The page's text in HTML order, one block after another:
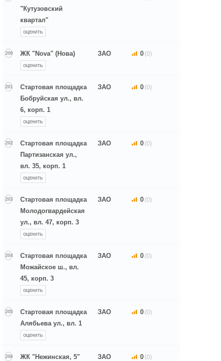
"Кутузовский
квартал"
ОЦЕНИТЬ
200 ЖК "Nova" (Нова)
ОЦЕНИТЬ
ЗАО 0 (0)
201
Стартовая площадка
Бобруйская ул., вл.
6, корп. 1
ОЦЕНИТЬ
ЗАО 0 (0)
202
Стартовая площадка
Партизанская ул.,
вл. 35, корп. 1
ОЦЕНИТЬ
ЗАО 0 (0)
203
Стартовая площадка
Молодогвардейская
ул., вл. 47, корп. 3
ОЦЕНИТЬ
ЗАО 0 (0)
204
Стартовая площадка
Можайское ш., вл.
45, корп. 3
ОЦЕНИТЬ
ЗАО 0 (0)
205
Стартовая площадка
Алябьева ул., вл. 1
ОЦЕНИТЬ
ЗАО 0 (0)
206 ЖК "Нежинская, 5" ЗАО 0 (0)